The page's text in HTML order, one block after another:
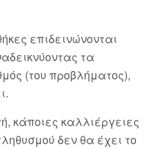
επιδεινώνονται
τα
(του προβλήματος),
κάποιες καλλιέργειες
δεν θα έχει το